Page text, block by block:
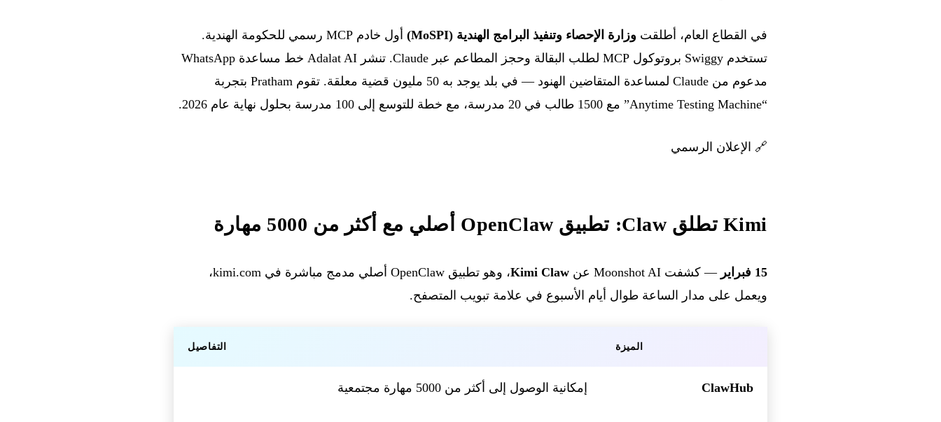
في القطاع العام، أطلقت وزارة الإحصاء وتنفيذ البرامج الهندية (MoSPI)
أول خادم MCP رسمي للحكومة الهندية.
تستخدم Swiggy بروتوكول MCP لطلب البقالة وحجز المطاعم عبر Claude. تنشر Adalat AI خط مساعدة WhatsApp
مدعوم من Claude لمساعدة المتقاضين الهنود — في بلد يوجد به 50 مليون قضية معلقة. تقوم Pratham بتجربة
“Anytime Testing Machine” مع 1500 طالب في 20 مدرسة، مع خطة للتوسع إلى 100 مدرسة بحلول نهاية عام 2026.
🔗 الإعلان الرسمي
Kimi تطلق Claw: تطبيق OpenClaw أصلي مع أكثر من 5000 مهارة
15 فبراير — كشفت Moonshot AI عن Kimi Claw
، وهو تطبيق OpenClaw أصلي مدمج مباشرة في kimi.com،
ويعمل على مدار الساعة طوال أيام الأسبوع في علامة تبويب المتصفح.
الميزة التفاصيل
ClawHub إمكانية الوصول إلى أكثر من 5000 مهارة مجتمعية